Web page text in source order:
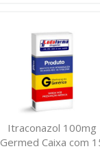
Itraconazol 100mg
Germed Caixa com